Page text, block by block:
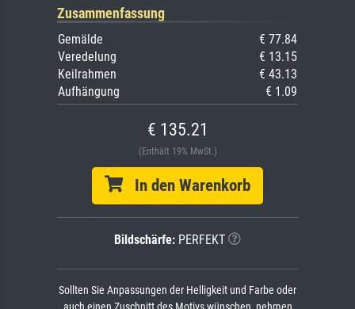
Zusammenfassung
Gemälde
€ 77.84
Veredelung
€ 13.15
Keilrahmen
€ 43.13
Aufhängung
€ 1.09
€ 135.21
(Enthält 19% MwSt.)
In den Warenkorb
Bildschärfe: PERFEKT
Sollten Sie Anpassungen der Helligkeit und Farbe oder